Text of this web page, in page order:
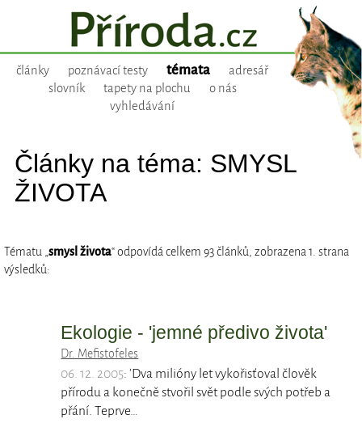
články poznávací testy témata
adresář
slovník
tapety na plochu
o nás
vyhledávání
Články na téma: SMYSL
ŽIVOTA
Tématu „smysl života“ odpovídá celkem 93 článků, zobrazena 1. strana
výsledků:
Ekologie - 'jemné předivo života'
Dr. Mefistofeles
06. 12. 2005: 'Dva milióny let vykořisťoval člověk
přírodu a konečně stvořil svět podle svých potřeb a
přání. Teprve…